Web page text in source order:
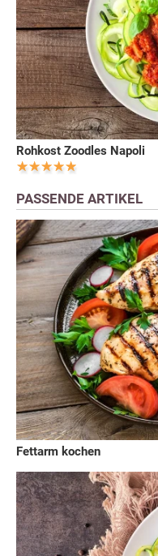
Rohkost Zoodles Napoli
PASSENDE ARTIKEL
Fettarm kochen